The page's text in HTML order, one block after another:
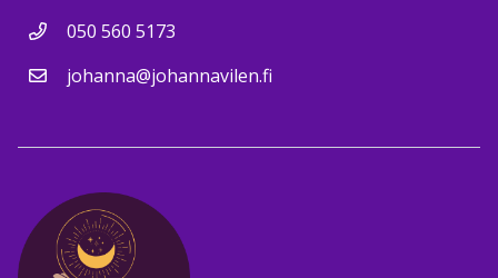
050 560 5173
johanna@johannavilen.fi